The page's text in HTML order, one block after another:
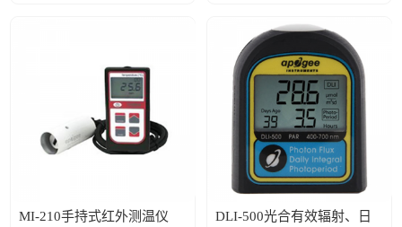
MI-210手持式红外测温仪
DLI-500光合有效辐射、日